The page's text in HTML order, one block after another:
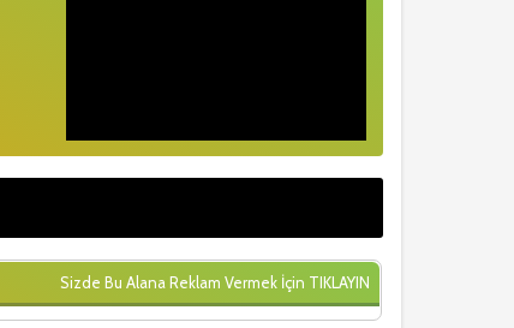
Sizde Bu Alana Reklam Vermek İçin TIKLAYIN